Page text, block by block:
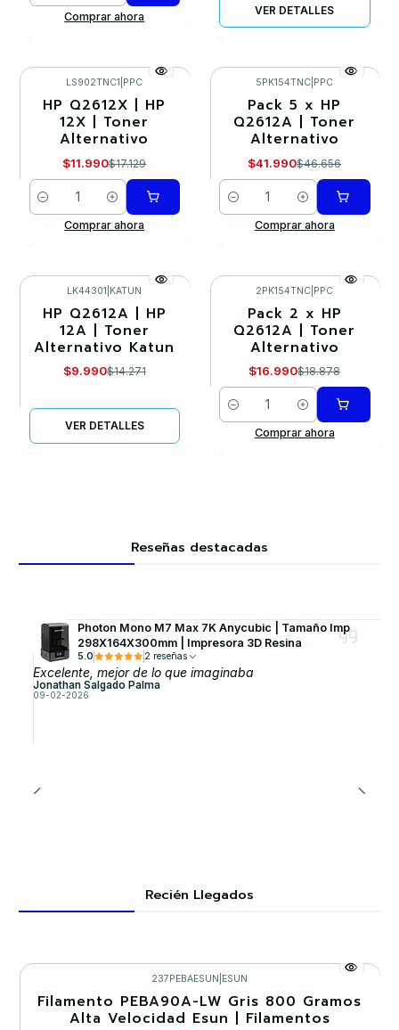
Comprar ahora
VER DETALLES
-30%
LS902TNC1 PPC
HP Q2612X | HP
12X | Toner
Alternativo
$11.990$17.129
Cantidad
Comprar ahora
-10%
5PK154TNC PPC
Pack 5 x HP
Q2612A | Toner
Alternativo
$41.990$46.656
Cantidad
Comprar ahora
-30%
Agotado
LK44301 KATUN
HP Q2612A | HP
12A | Toner
Alternativo Katun
$9.990$14.271
VER DETALLES
-10%
2PK154TNC PPC
Pack 2 x HP
Q2612A | Toner
Alternativo
$16.990$18.878
Cantidad
Comprar ahora
Reseñas destacadas
Photon Mono M7 Max 7K Anycubic | Tamaño Imp
298X164X300mm | Impresora 3D Resina
5.0 2 reseñas
Excelente, mejor de lo que imaginaba
Jonathan Salgado Palma
09-02-2026
Recién Llegados
-30%
237PEBAESUN ESUN
Filamento PEBA90A-LW Gris 800 Gramos
Alta Velocidad Esun | Filamentos